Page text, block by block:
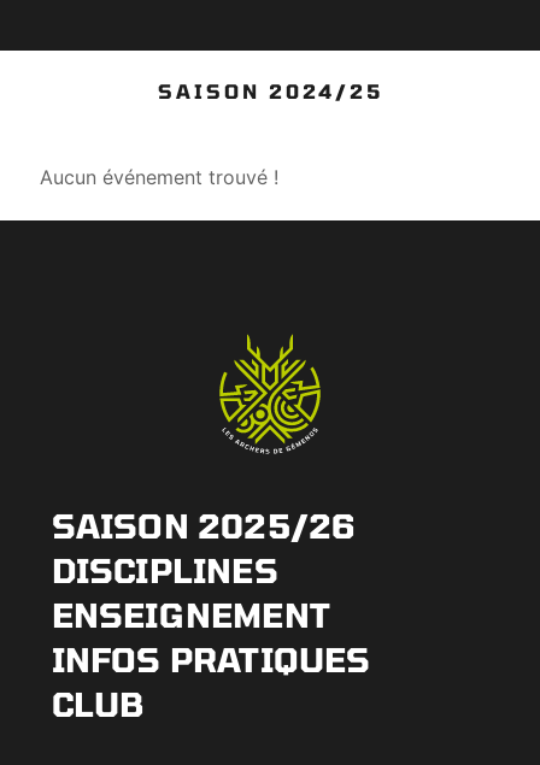
SAISON 2024/25
Aucun événement trouvé !
SAISON 2025/26
DISCIPLINES
ENSEIGNEMENT
INFOS PRATIQUES
CLUB